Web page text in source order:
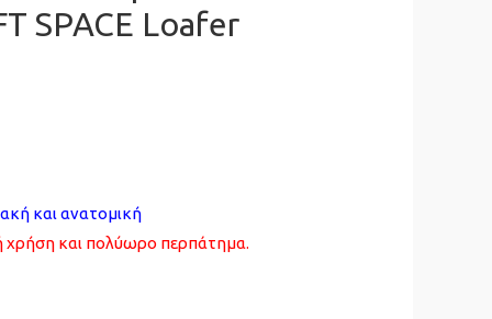
SPACE Loafer
και ανατομική
χρήση και πολύωρο περπάτημα.